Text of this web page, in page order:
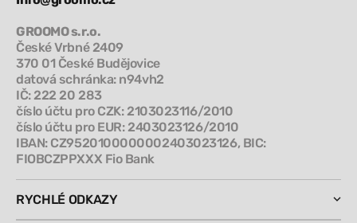
GROOMO s.r.o.
České Vrbné 2409
370 01 České Budějovice
datová schránka: n94vh2
IČ: 222 20 283
číslo účtu pro CZK: 2103023116/2010
číslo účtu pro EUR: 2403023126/2010
IBAN: CZ9520100000002403023126, BIC:
FIOBCZPPXXX Fio Bank
RYCHLÉ ODKAZY